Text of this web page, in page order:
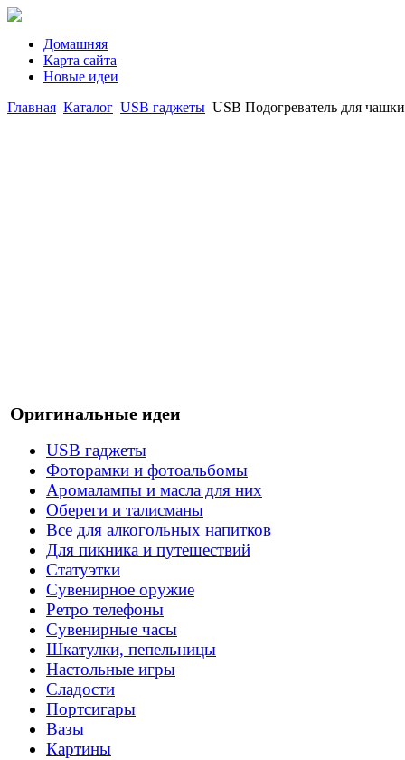
Домашняя
Карта сайта
Новые идеи
Главная Каталог USB гаджеты USB Подогреватель для
Оригинальные идеи
USB гаджеты
Фоторамки и фотоальбомы
Аромалампы и масла для них
Обереги и талисманы
Все для алкогольных напитков
Для пикника и путешествий
Статуэтки
Сувенирное оружие
Ретро телефоны
Сувенирные часы
Шкатулки, пепельницы
Настольные игры
Сладости
Портсигары
Вазы
Картины